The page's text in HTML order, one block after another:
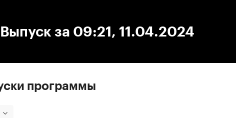
за 09:21, 11.04.2024
программы